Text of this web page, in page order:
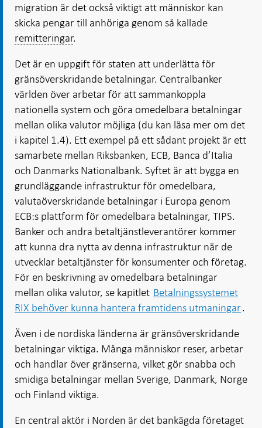
migration är det också viktigt att människor kan
skicka pengar till anhöriga genom så kallade
remitteringar.
Det är en uppgift för staten att underlätta för
gränsöverskridande betalningar. Centralbanker
världen över arbetar för att sammankoppla
nationella system och göra omedelbara betalningar
mellan olika valutor möjliga (du kan läsa mer om det
i kapitel 1.4). Ett exempel på ett sådant projekt är ett
samarbete mellan Riksbanken, ECB, Banca d’Italia
och Danmarks Nationalbank. Syftet är att bygga en
grundläggande infrastruktur för omedelbara,
valutaöverskridande betalningar i Europa genom
ECB:s plattform för omedelbara betalningar, TIPS.
Banker och andra betaltjänstleverantörer kommer
att kunna dra nytta av denna infrastruktur när de
utvecklar betaltjänster för konsumenter och företag.
För en beskrivning av omedelbara betalningar
mellan olika valutor, se kapitlet Betalningssystemet
RIX behöver kunna hantera framtidens utmaningar.
Även i de nordiska länderna är gränsöverskridande
betalningar viktiga. Många människor reser, arbetar
och handlar över gränserna, vilket gör snabba och
smidiga betalningar mellan Sverige, Danmark, Norge
och Finland viktiga.
En central aktör i Norden är det bankägda företaget